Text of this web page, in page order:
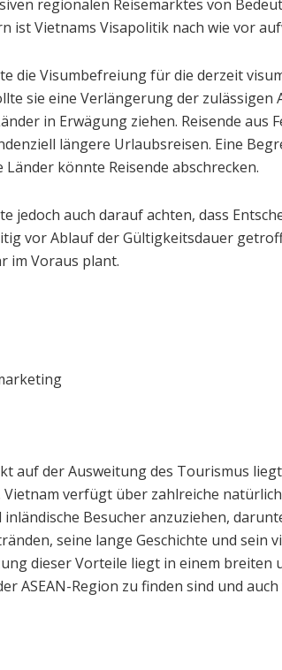
regionalen Reisemarktes von
ist Vietnams Visapolitik nach wie vor
die Visumbefreiung für die derzeit
sie eine Verlängerung der
in Erwägung ziehen. Reisende aus
längere Urlaubsreisen. Eine
könnte Reisende abschrecken.
jedoch auch darauf achten, dass
vor Ablauf der Gültigkeitsdauer
im Voraus plant.
auf der Ausweitung des Tourismus
verfügt über zahlreiche
Besucher anzuziehen,
seine lange Geschichte und sein
dieser Vorteile liegt in einem breiten
ASEAN-Region zu finden sind und